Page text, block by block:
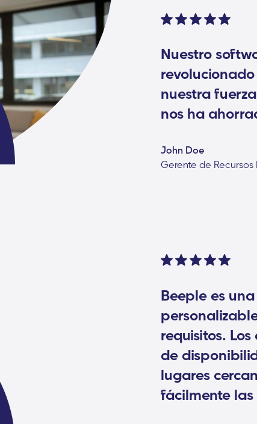
Nuestro
nuestra
nos ha
John Doe
Gerente de Recursos
Beeple es
requisitos.
de
lugares
fácilmente